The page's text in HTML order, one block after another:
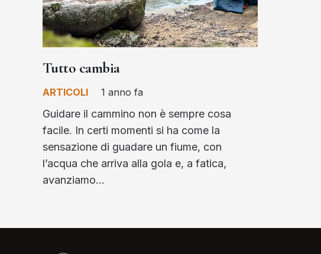
Tutto cambia
ARTICOLI 1 anno fa
Guidare il cammino non è sempre cosa
facile. In certi momenti si ha come la
sensazione di guadare un fiume, con
l’acqua che arriva alla gola e, a fatica,
avanziamo…